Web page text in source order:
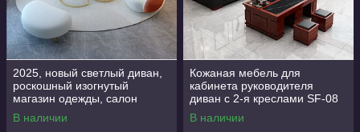
2025, новый светлый диван,
роскошный изогнутый
магазин одежды, салон
красоты, гостиная,
небольшой диван для
В наличии
Кожаная мебель для
кабинета руководителя
диван с 2-я креслами SF-08
офисная мебель,
современный офисный
В наличии